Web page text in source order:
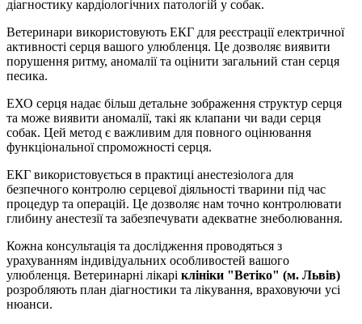
діагностику кардіологічних патологій у собак.
Ветеринари використовують ЕКГ для реєстрації електричної
активності серця вашого улюбленця. Це дозволяє виявити
порушення ритму, аномалії та оцінити загальний стан серця
песика.
ЕХО серця надає більш детальне зображення структур серця
та може виявити аномалії, такі як клапани чи вади серця
собак. Цей метод є важливим для повного оцінювання
функціональної спроможності серця.
ЕКГ використовується в практиці анестезіолога для
безпечного контролю серцевої діяльності тварини під час
процедур та операцій. Це дозволяє нам точно контролювати
глибину анестезії та забезпечувати адекватне знеболювання.
Кожна консультація та дослідження проводяться з
урахуванням індивідуальних особливостей вашого
улюбленця. Ветеринарні лікарі клініки "Ветіко" (м. Львів)
розробляють план діагностики та лікування, враховуючи усі
нюанси.